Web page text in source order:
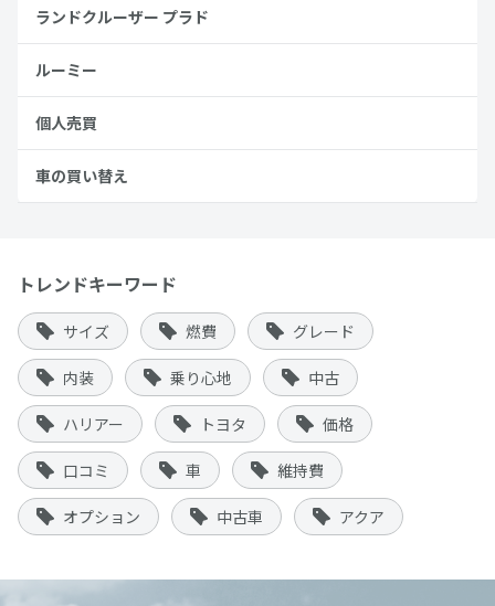
ランドクルーザー プラド
ルーミー
個人売買
車の買い替え
トレンドキーワード
サイズ 燃費 グレード
内装 乗り心地 中古
ハリアー トヨタ 価格
口コミ 車 維持費
オプション 中古車 アクア